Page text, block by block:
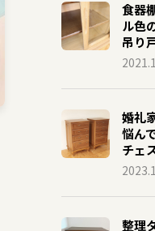
食器
ル色
吊り
婚礼
悩ん
チェ
整理